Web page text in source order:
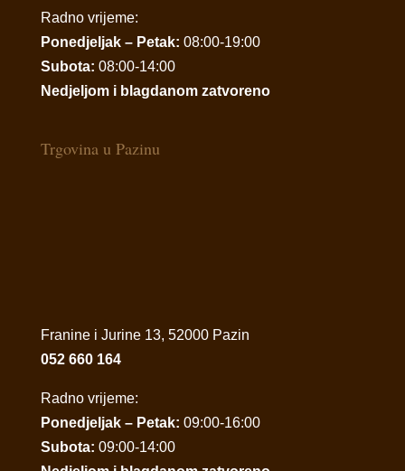
Radno vrijeme:
Ponedjeljak – Petak: 08:00-19:00
Subota: 08:00-14:00
Nedjeljom i blagdanom zatvoreno
Trgovina u Pazinu
Franine i Jurine 13, 52000 Pazin
052 660 164
Radno vrijeme:
Ponedjeljak – Petak: 09:00-16:00
Subota: 09:00-14:00